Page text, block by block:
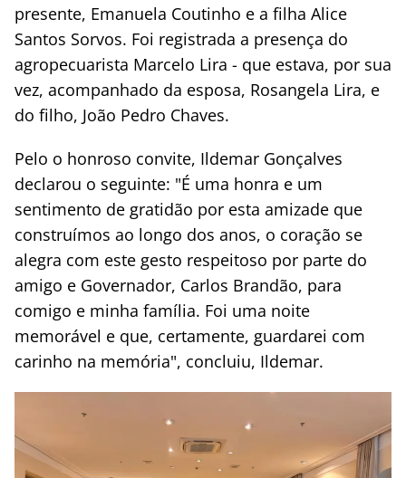
presente, Emanuela Coutinho e a filha Alice
Santos Sorvos. Foi registrada a presença do
agropecuarista Marcelo Lira - que estava, por sua
vez, acompanhado da esposa, Rosangela Lira, e
do filho, João Pedro Chaves.
Pelo o honroso convite, Ildemar Gonçalves
declarou o seguinte: "É uma honra e um
sentimento de gratidão por esta amizade que
construímos ao longo dos anos, o coração se
alegra com este gesto respeitoso por parte do
amigo e Governador, Carlos Brandão, para
comigo e minha família. Foi uma noite
memorável e que, certamente, guardarei com
carinho na memória", concluiu, Ildemar.